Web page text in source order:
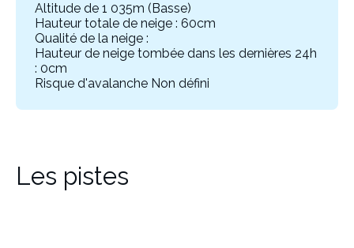
Altitude de 1 035m (Basse)
Hauteur totale de neige : 60cm
Qualité de la neige :
Hauteur de neige tombée dans les dernières 24h
: 0cm
Risque d'avalanche Non défini
Les pistes